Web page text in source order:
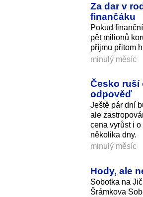
Za dar v
finančáku
Pokud
pět milionů
příjmu přitom
minulý měsíc
Česko ruší
odpověď
Ještě pár dní
ale
cena vyrůst i
několika dny.
minulý měsíc
Hody, ale
Sobotka na
Šrámkova